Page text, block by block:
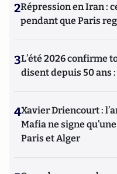
2Répression en Iran :
pendant que Paris
3L’été 2026 confirme
disent depuis 50 ans
4Xavier Driencourt :
Mafia ne signe
Paris et Alger